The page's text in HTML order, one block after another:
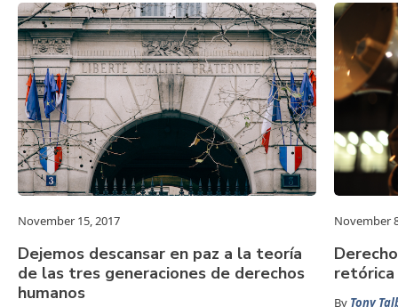
November 15, 2017
Dejemos descansar en paz a la teoría
de las tres generaciones de derechos
humanos
November
retórica
By Tony